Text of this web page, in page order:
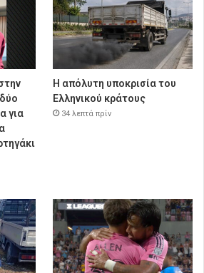
για
Η απόλυτη υποκρισία του
Ελληνικού κράτους
34 λεπτά πρίν